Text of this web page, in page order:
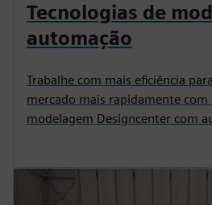
Tecnologias de
automação
Trabalhe com mais eficiência
mercado mais rapidamente
modelagem Designcenter com